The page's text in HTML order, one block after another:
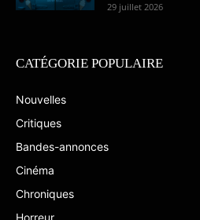
29 juillet 2026
CATÉGORIE POPULAIRE
Nouvelles
Critiques
Bandes-annonces
Cinéma
Chroniques
Horreur